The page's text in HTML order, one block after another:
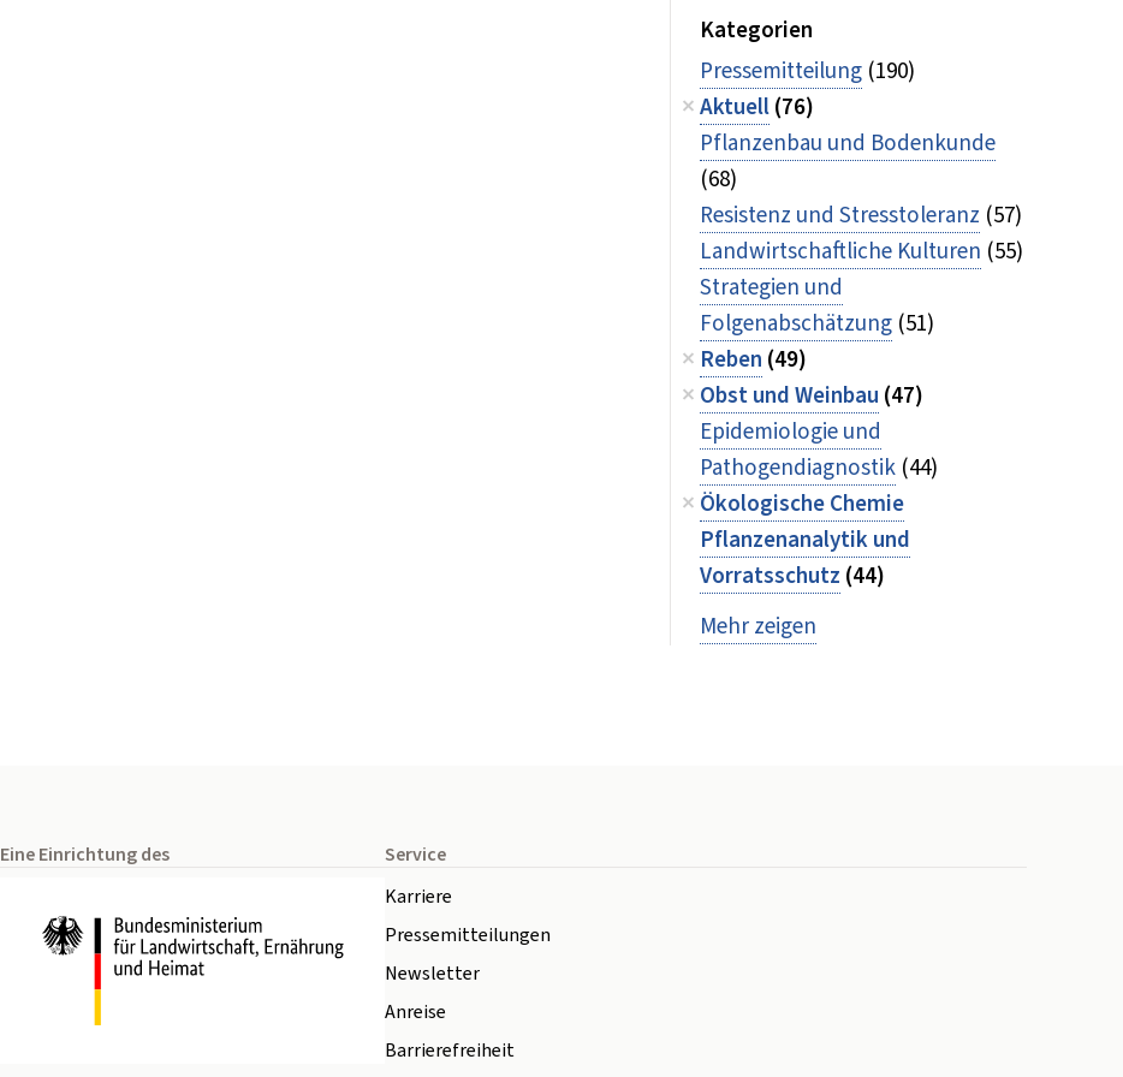
Kategorien
Pressemitteilung (190)
Aktuell(76)
Pflanzenbau und Bodenkunde
(68)
Resistenz und Stresstoleranz (57)
Landwirtschaftliche Kulturen (55)
Strategien und
Folgenabschätzung (51)
Reben (49)
Obst und Weinbau (47)
Epidemiologie und
Pathogendiagnostik (44)
Ökologische Chemie
Pflanzenanalytik und
Vorratsschutz (44)
Mehr zeigen
Eine Einrichtung des
Service
Karriere
Pressemitteilungen
Newsletter
Anreise
Barrierefreiheit